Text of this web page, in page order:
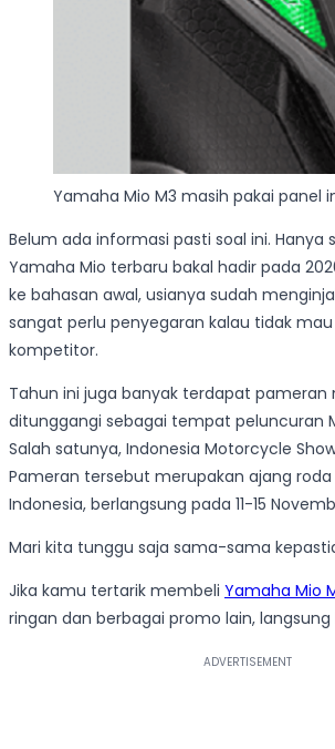
Yamaha Mio M3 masih pakai panel
Belum ada informasi pasti soal ini. Hanya
Yamaha Mio terbaru bakal hadir pada
ke bahasan awal, usianya sudah
sangat perlu penyegaran kalau tidak
kompetitor.
Tahun ini juga banyak terdapat pameran
ditunggangi sebagai tempat peluncuran
Salah satunya, Indonesia Motorcycle
Pameran tersebut merupakan ajang
Indonesia, berlangsung pada 11-15
Mari kita tunggu saja sama-sama
Jika kamu tertarik membeli Yamaha Mio
ringan dan berbagai promo lain, langsung